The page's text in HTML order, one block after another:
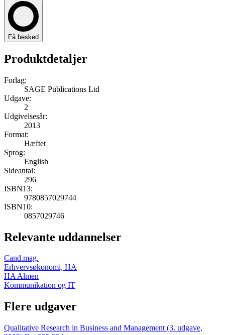
Få besked
Produktdetaljer
Forlag:
SAGE Publications Ltd
Udgave:
2
Udgivelsesår:
2013
Format:
Hæftet
Sprog:
English
Sideantal:
296
ISBN13:
9780857029744
ISBN10:
0857029746
Relevante uddannelser
Cand.mag.
Erhvervsøkonomi, HA
HA Almen
Kommunikation og IT
Flere udgaver
Qualitative Research in Business and Management (3. udgave,